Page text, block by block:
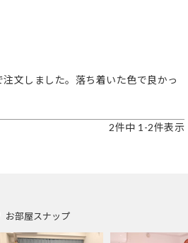
文しました。落ち着いた色で良かっ
2件中 1 -2件表示
お部屋スナップ